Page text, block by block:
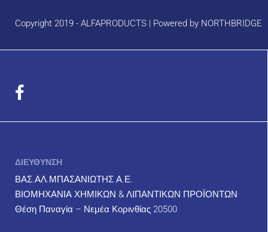
Copyright 2019 - ALFAPRODUCTS | Powered by NORTHBRIDGE
ΔΙΕΥΘΥΝΣΗ
ΒΑΣ.ΑΛ.ΜΠΑΣΑΝΙΩΤΗΣ Α.Ε.
ΒΙΟΜΗΧΑΝΙΑ ΧΗΜΙΚΩΝ & ΛΙΠΑΝΤΙΚΩΝ ΠΡΟΪΟΝΤΩΝ
Θέση Παναγία – Νεμέα Κορινθίας 20500